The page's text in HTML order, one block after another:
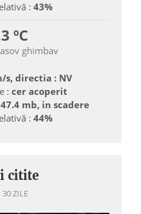
: 43%
ºC
ghimbav
s, directia : NV
: cer acoperit
mb, in scadere
: 44%
citite
30 ZILE